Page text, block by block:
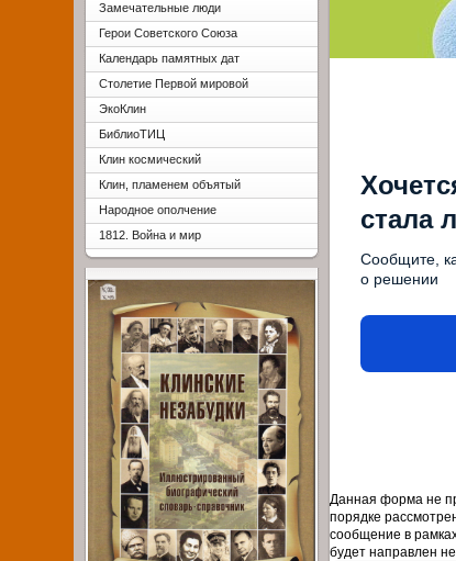
стала
Сообщите,
о решении
Данная форма не
порядке
сообщение в
будет направлен
Замечательные люди
Герои Советского Союза
Календарь памятных дат
Столетие Первой мировой
ЭкоКлин
БиблиоТИЦ
Клин космический
Клин, пламенем объятый
Народное ополчение
1812. Война и мир